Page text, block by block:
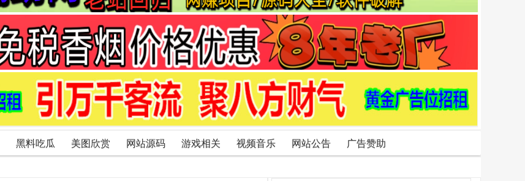
黑料吃瓜 美图欣赏 网站源码 游戏相关 视频音乐 网站公告 广告赞助